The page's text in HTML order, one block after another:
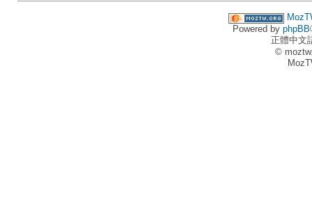
Powered by phpBB
正體中文
©